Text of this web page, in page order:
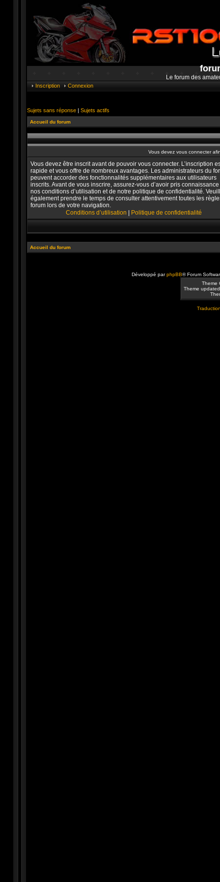
Le forum des
Inscription Connexion
Sujets sans réponse | Sujets actifs
Accueil du forum
Vous devez vous connecter
Vous devez être inscrit avant de pouvoir vous connecter. L’inscription
rapide et vous offre de nombreux avantages. Les administrateurs du
peuvent accorder des fonctionnalités supplémentaires aux utilisateurs
inscrits. Avant de vous inscrire, assurez-vous d’avoir pris
nos conditions d’utilisation et de notre politique de confidentialité.
également prendre le temps de consulter attentivement toutes les
forum lors de votre navigation.
Conditions d’utilisation
Politique de confidentialité
Accueil du forum
Développé parphpBB® Forum
Theme
Theme